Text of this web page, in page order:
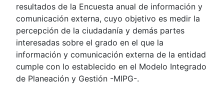
resultados de la Encuesta anual de información y
comunicación externa, cuyo objetivo es medir la
percepción de la ciudadanía y demás partes
interesadas sobre el grado en el que la
información y comunicación externa de la entidad
cumple con lo establecido en el Modelo Integrado
de Planeación y Gestión -MIPG-.